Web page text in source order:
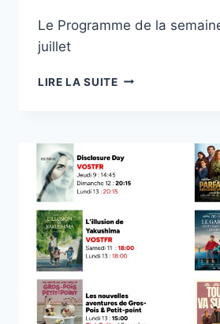
Le Programme de la
juillet
LIRE LA SUITECNIMÉMA